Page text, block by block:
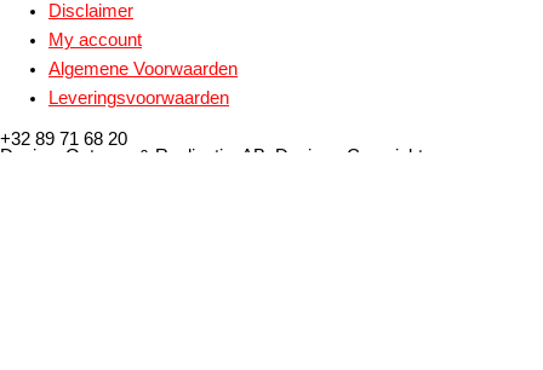
Disclaimer
My account
Algemene Voorwaarden
Leveringsvoorwaarden
+32 89 71 68 20
Design, Ontwerp & Realisatie: ABoDesign - Copyright